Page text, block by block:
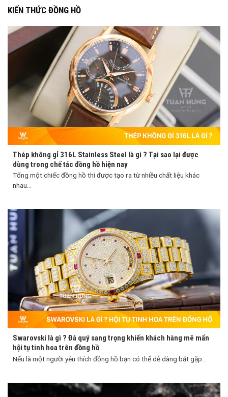
KIẾN THỨC ĐỒNG HỒ
Thép không gỉ 316L Stainless Steel là gì ? Tại sao lại được
dùng trong chế tác đồng hồ hiện nay
Tổng một chiếc đồng hồ thì được tạo ra từ nhiều chất liệu khác
nhau...
Swarovski là gì ? Đá quý sang trọng khiến khách hàng mê mẩn
hội tụ tinh hoa trên đồng hồ
Nếu là một người yêu thích đồng hồ bạn có thể dễ dàng bắt gặp...